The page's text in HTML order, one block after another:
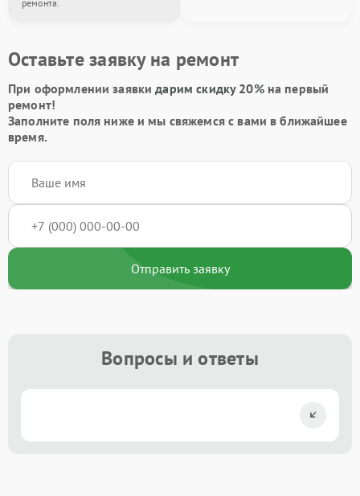
ремонта.
Оставьте заявку на ремонт
При оформлении заявкидарим скидку 20%на первый
ремонт!
Заполните поля ниже и мы свяжемся с вами в ближайшее
время.
Отправить заявку
Вопросы и ответы